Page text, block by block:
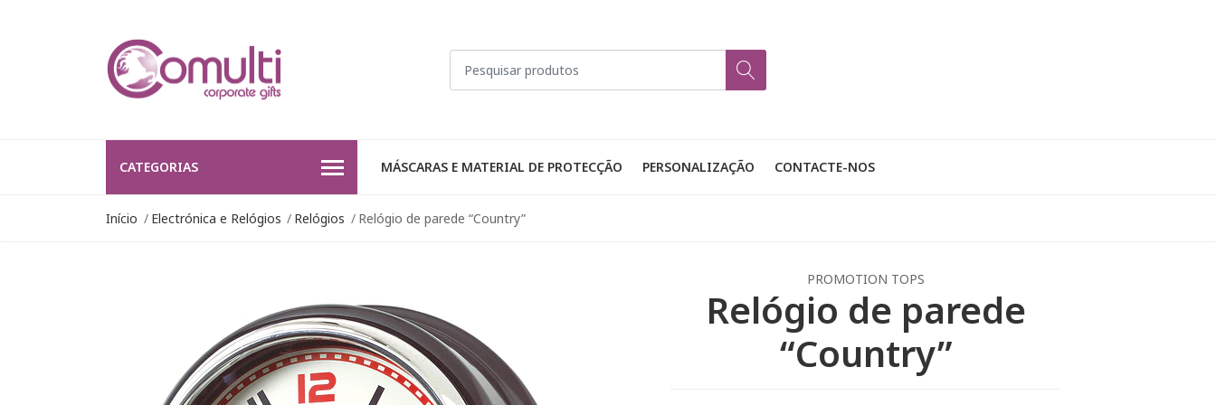
CATEGORIAS MÁSCARAS E MATERIAL DE PROTECÇÃO PERSONALIZAÇÃO CONTACTE-NOS
Início Electrónica e Relógios Relógios Relógio de parede “Country”
PROMOTION TOPS
Relógio de parede
“Country”